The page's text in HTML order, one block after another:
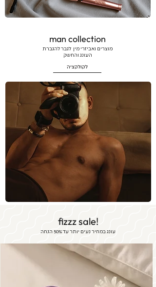
man collection
מוצרים ואביזרי מין לגבר להגברת
העונג והחשק
לקולקציה
fizzz sale!
עונג במחיר נעים יותר עד 50% הנחה